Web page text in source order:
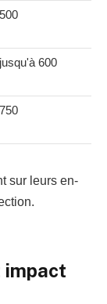
500
jusqu'à 600
750
sur leurs en-
impact